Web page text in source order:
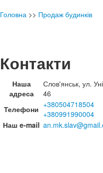
Головна >> Продаж будинків
Контакти
Наша
адреса
Слов'янськ, ул.
46
Телефони +380504718504
+380991990004
Наш e-mail